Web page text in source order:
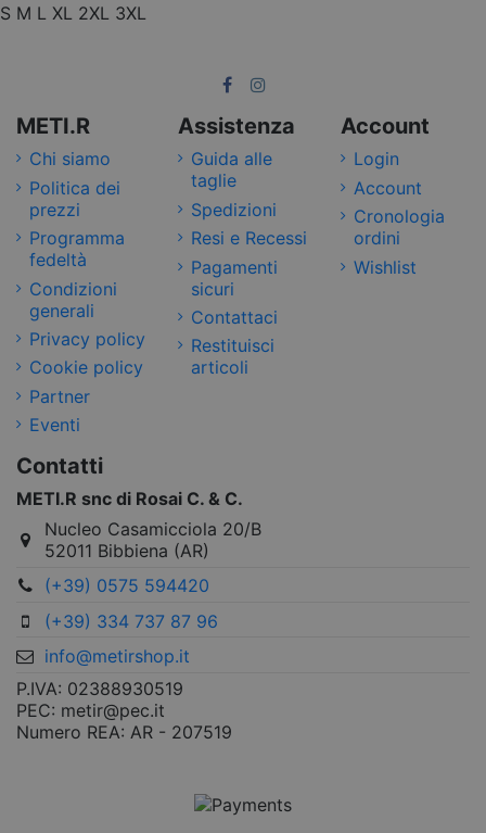
S M L XL 2XL 3XL
METI.R
Chi siamo
Politica dei
prezzi
Programma
fedeltà
Condizioni
generali
Privacy policy
Cookie policy
Partner
Eventi
Assistenza
Guida alle
taglie
Spedizioni
Resi e Recessi
Pagamenti
sicuri
Contattaci
Restituisci
articoli
Account
Login
Account
Cronologia
ordini
Wishlist
Contatti
METI.R snc di Rosai C. & C.
Nucleo Casamicciola 20/B
52011 Bibbiena (AR)
(+39) 0575 594420
(+39) 334 737 87 96
info@metirshop.it
P.IVA: 02388930519
PEC: metir@pec.it
Numero REA: AR - 207519